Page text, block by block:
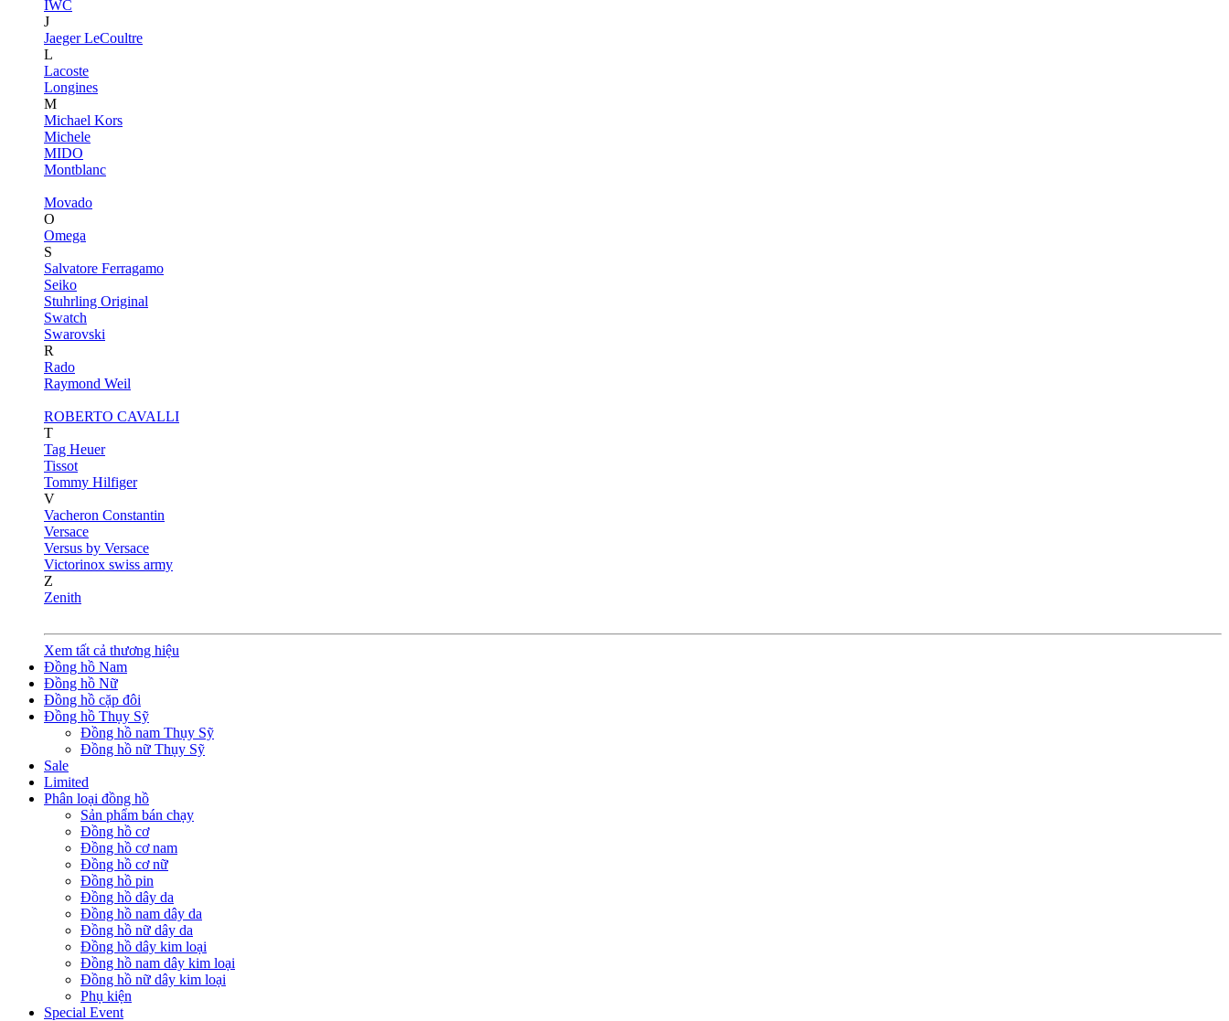
IWC
J
Jaeger LeCoultre
L
Lacoste
Longines
M
Michael Kors
Michele
MIDO
Montblanc
Movado
O
Omega
S
Salvatore Ferragamo
Seiko
Stuhrling Original
Swatch
Swarovski
R
Rado
Raymond Weil
ROBERTO CAVALLI
T
Tag Heuer
Tissot
Tommy Hilfiger
V
Vacheron Constantin
Versace
Versus by Versace
Victorinox swiss army
Z
Zenith
Xem tất cả thương hiệu
Đồng hồ Nam
Đồng hồ Nữ
Đồng hồ cặp đôi
Đồng hồ Thụy Sỹ
Đồng hồ nam Thụy Sỹ
Đồng hồ nữ Thụy Sỹ
Sale
Limited
Phân loại đồng hồ
Sản phẩm bán chạy
Đồng hồ cơ
Đồng hồ cơ nam
Đồng hồ cơ nữ
Đồng hồ pin
Đồng hồ dây da
Đồng hồ nam dây da
Đồng hồ nữ dây da
Đồng hồ dây kim loại
Đồng hồ nam dây kim loại
Đồng hồ nữ dây kim loại
Phụ kiện
Special Event